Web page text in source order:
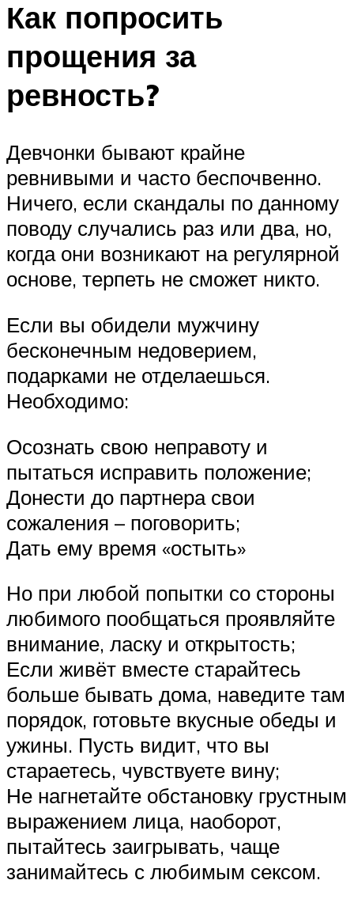
Как попросить
прощения за
ревность?
Девчонки бывают крайне
ревнивыми и часто беспочвенно.
Ничего, если скандалы по данному
поводу случались раз или два, но,
когда они возникают на регулярной
основе, терпеть не сможет никто.
Если вы обидели мужчину
бесконечным недоверием,
подарками не отделаешься.
Необходимо:
Осознать свою неправоту и
пытаться исправить положение;
Донести до партнера свои
сожаления – поговорить;
Дать ему время «остыть»
Но при любой попытки со стороны
любимого пообщаться проявляйте
внимание, ласку и открытость;
Если живёт вместе старайтесь
больше бывать дома, наведите там
порядок, готовьте вкусные обеды и
ужины. Пусть видит, что вы
стараетесь, чувствуете вину;
Не нагнетайте обстановку грустным
выражением лица, наоборот,
пытайтесь заигрывать, чаще
занимайтесь с любимым сексом.